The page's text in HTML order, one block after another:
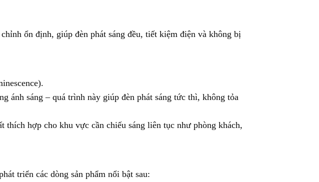
ổn định, giúp đèn phát sáng đều, tiết kiệm điện và không bị
ánh sáng – quá trình này giúp đèn phát sáng tức thì, không tỏa
hợp cho khu vực cần chiếu sáng liên tục như phòng khách,
triển các dòng sản phẩm nổi bật sau: